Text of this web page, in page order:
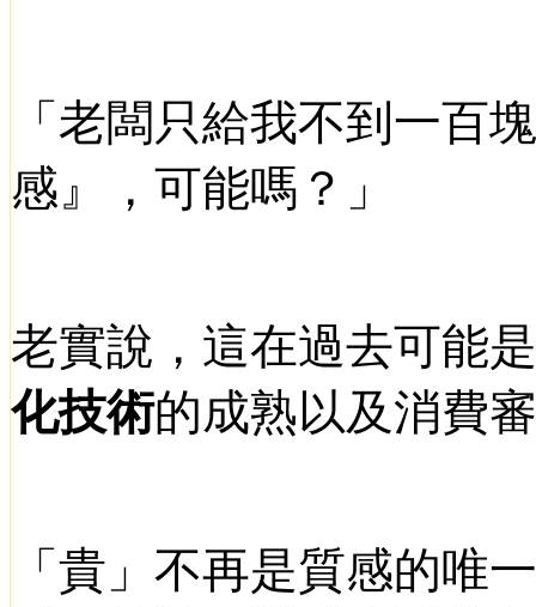
「老闆只給我不到一百
感』，可能嗎？」
老實說，這在過去可能
化技術的成熟以及消費
「貴」不再是質感的唯